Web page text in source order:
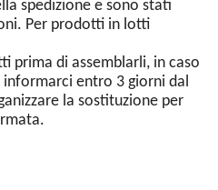
spedizione e sono stati
Per prodotti in lotti
prima di assemblarli, in caso
entro 3 giorni dal
la sostituzione per